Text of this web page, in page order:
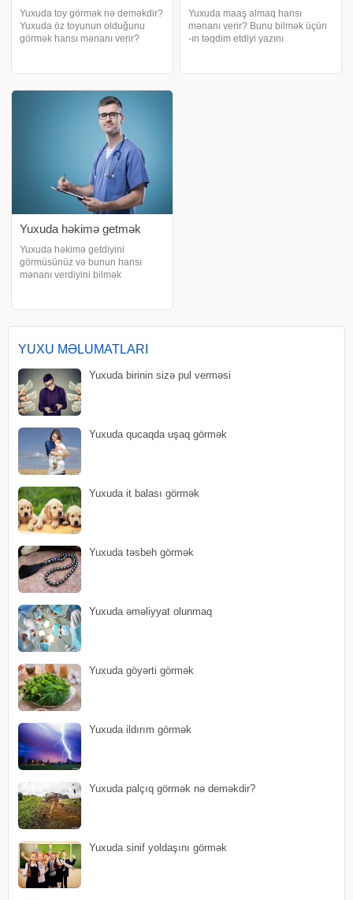
Yuxuda toy görmək nə deməkdir?
Yuxuda öz toyunun olduğunu
görmək hansı mənanı verir?
sizə təqdim edir. Yuxuda toy
görmək yuxu görən insanın iş
həyatında hər zama
Yuxuda maaş almaq hansı
mənanı verir? Bunu bilmək üçün
-ın təqdim etdiyi yazını
Yuxuda maaş almaq, yuxu görən
Yuxuda həkimə getmək
Yuxuda həkimə getdiyini
görmüsünüz və bunun hansı
mənanı verdiyini bilmək
həkim görmək. Yuxuda həkim
görmək xəstəliklərinin bitəcəyinə,
YUXU MƏLUMATLARI
Yuxuda birinin sizə pul verməsi
Yuxuda qucaqda uşaq görmək
Yuxuda it balası görmək
Yuxuda təsbeh görmək
Yuxuda əməliyyat olunmaq
Yuxuda göyərti görmək
Yuxuda ildırım görmək
Yuxuda palçıq görmək nə deməkdir?
Yuxuda sinif yoldaşını görmək